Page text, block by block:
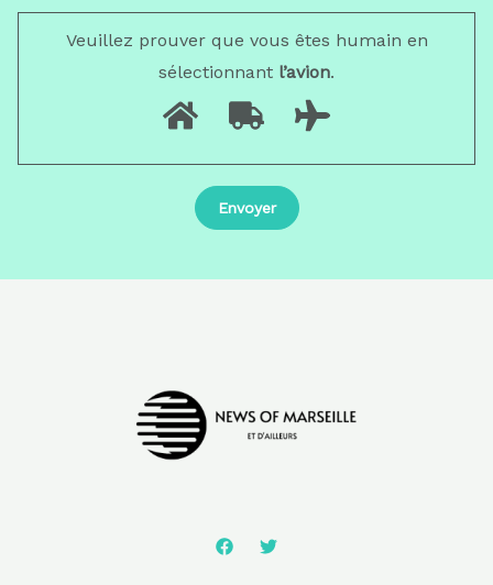
Veuillez prouver que vous êtes humain en
sélectionnant l’avion.